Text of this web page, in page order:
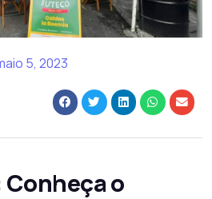
5, 2023
Conheça o